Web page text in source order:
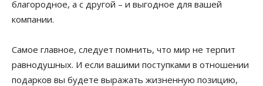
благородное, а с другой – и выгодное для вашей
компании.
Самое главное, следует помнить, что мир не терпит
равнодушных. И если вашими поступками в отношении
подарков вы будете выражать жизненную позицию,